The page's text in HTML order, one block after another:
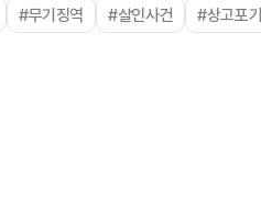
#무기징역 #살인사건 #상고포기